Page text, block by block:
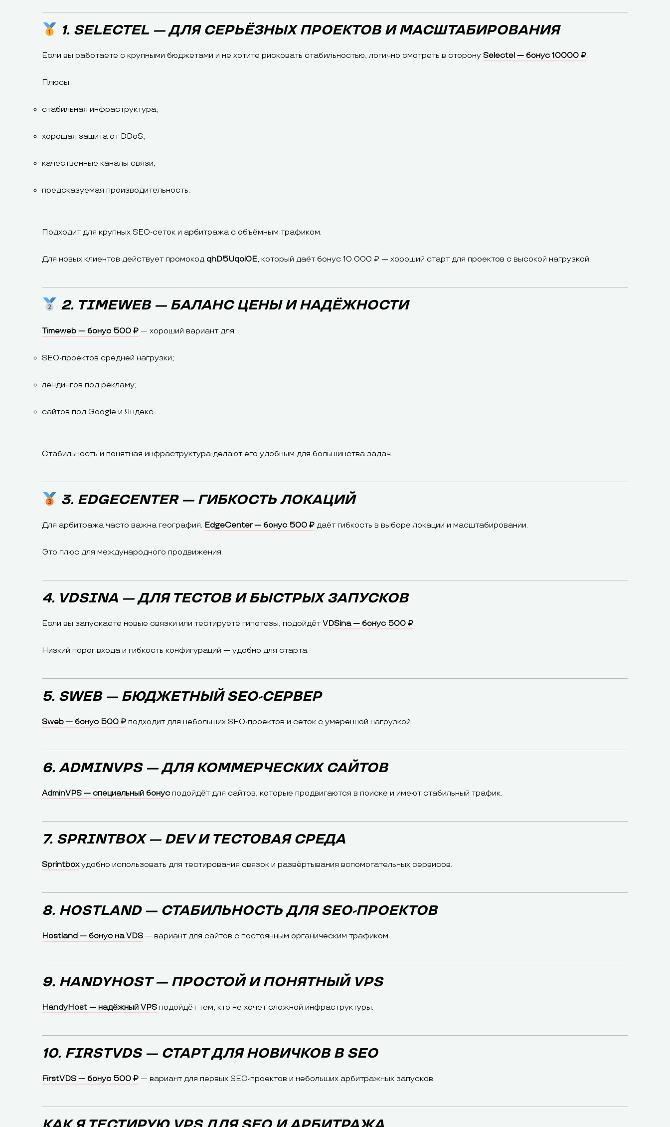
1. SELECTEL — ДЛЯ СЕРЬЁЗНЫХ ПРОЕКТОВ И МАСШТАБИРОВАНИЯ
Если вы работаете с крупными бюджетами и не хотите рисковать стабильностью, логично смотреть в сторону Selectel — бонус 10000 ₽.
Плюсы:
стабильная инфраструктура;
хорошая защита от DDoS;
качественные каналы связи;
предсказуемая производительность.
Подходит для крупных SEO-сеток и арбитража с объёмным трафиком.
Для новых клиентов действует промокод qhD5Uqoi0E, который даёт бонус 10 000 ₽ — хороший старт для проектов с высокой нагрузкой.
2. TIMEWEB — БАЛАНС ЦЕНЫ И НАДЁЖНОСТИ
Timeweb — бонус 500 ₽ — хороший вариант для:
SEO-проектов средней нагрузки;
лендингов под рекламу;
сайтов под Google и Яндекс.
Стабильность и понятная инфраструктура делают его удобным для большинства задач.
3. EDGECENTER — ГИБКОСТЬ ЛОКАЦИЙ
Для арбитража часто важна география. EdgeCenter — бонус 500 ₽ даёт гибкость в выборе локации и масштабировании.
Это плюс для международного продвижения.
4. VDSINA — ДЛЯ ТЕСТОВ И БЫСТРЫХ ЗАПУСКОВ
Если вы запускаете новые связки или тестируете гипотезы, подойдётVDSina — бонус 500 ₽.
Низкий порог входа и гибкость конфигураций — удобно для старта.
5. SWEB — БЮДЖЕТНЫЙ SEO-СЕРВЕР
Sweb — бонус 500 ₽ подходит для небольших SEO-проектов и сеток с умеренной нагрузкой.
6. ADMINVPS — ДЛЯ КОММЕРЧЕСКИХ САЙТОВ
AdminVPS — специальный бонус подойдёт для сайтов, которые продвигаются в поиске и имеют стабильный трафик.
7. SPRINTBOX — DEV И ТЕСТОВАЯ СРЕДА
Sprintboxудобно использовать для тестирования связок и развёртывания вспомогательных сервисов.
8. HOSTLAND — СТАБИЛЬНОСТЬ ДЛЯ SEO-ПРОЕКТОВ
Hostland — бонус на VDS — вариант для сайтов с постоянным органическим трафиком.
9. HANDYHOST — ПРОСТОЙ И ПОНЯТНЫЙ VPS
HandyHost — надёжный VPS подойдёт тем, кто не хочет сложной инфраструктуры.
10. FIRSTVDS — СТАРТ ДЛЯ НОВИЧКОВ В SEO
FirstVDS — бонус 500 ₽ — вариант для первых SEO-проектов и небольших арбитражных запусков.